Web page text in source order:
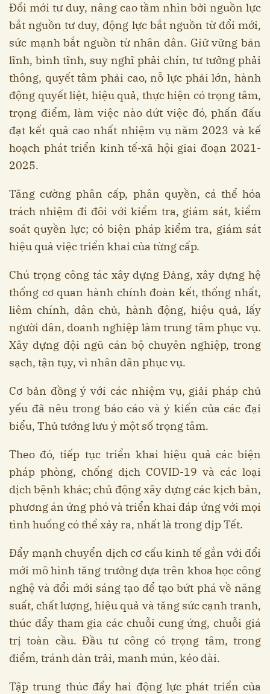
Đổi mới tư duy, nâng cao tầm nhìn bởi nguồn lực
bắt nguồn tư duy, động lực bắt nguồn từ đổi mới,
sức mạnh bắt nguồn từ nhân dân. Giữ vững bản
lĩnh, bình tĩnh, suy nghĩ phải chín, tư tưởng phải
thông, quyết tâm phải cao, nỗ lực phải lớn, hành
động quyết liệt, hiệu quả, thực hiện có trọng tâm,
trọng điểm, làm việc nào dứt việc đó, phấn đấu
đạt kết quả cao nhất nhiệm vụ năm 2023 và kế
hoạch phát triển kinh tế-xã hội giai đoạn 2021-
2025.
Tăng cường phân cấp, phân quyền, cá thể hóa
trách nhiệm đi đôi với kiểm tra, giám sát, kiểm
soát quyền lực; có biện pháp kiểm tra, giám sát
hiệu quả việc triển khai của từng cấp.
Chú trọng công tác xây dựng Đảng, xây dựng hệ
thống cơ quan hành chính đoàn kết, thống nhất,
liêm chính, dân chủ, hành động, hiệu quả, lấy
người dân, doanh nghiệp làm trung tâm phục vụ.
Xây dựng đội ngũ cán bộ chuyên nghiệp, trong
sạch, tận tụy, vì nhân dân phục vụ.
Cơ bản đồng ý với các nhiệm vụ, giải pháp chủ
yếu đã nêu trong báo cáo và ý kiến của các đại
biểu, Thủ tướng lưu ý một số trọng tâm.
Theo đó, tiếp tục triển khai hiệu quả các biện
pháp phòng, chống dịch COVID-19 và các loại
dịch bệnh khác; chủ động xây dựng các kịch bản,
phương án ứng phó và triển khai đáp ứng với mọi
tình huống có thể xảy ra, nhất là trong dịp Tết.
Đẩy mạnh chuyển dịch cơ cấu kinh tế gắn với đổi
mới mô hình tăng trưởng dựa trên khoa học công
nghệ và đổi mới sáng tạo để tạo bứt phá về năng
suất, chất lượng, hiệu quả và tăng sức cạnh tranh,
thúc đẩy tham gia các chuỗi cung ứng, chuỗi giá
trị toàn cầu. Đầu tư công có trọng tâm, trong
điểm, tránh dàn trải, manh mún, kéo dài.
Tập trung thúc đẩy hai động lực phát triển của